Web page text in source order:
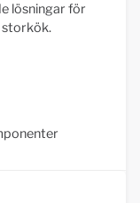
lösningar för
storkök.